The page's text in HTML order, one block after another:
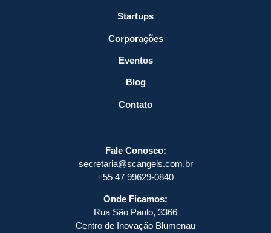
Startups
Corporações
Eventos
Blog
Contato
Fale Conosco:
secretaria@scangels.com.br
+55 47 99629-0840
Onde Ficamos:
Rua São Paulo, 3366
Centro de Inovação Blumenau